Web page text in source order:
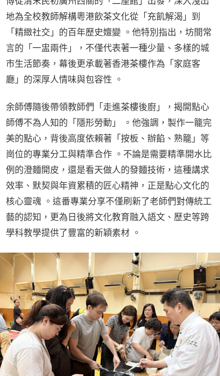
地為全校教師解構粵港飲茶文化從「充飢解渴」到
「精緻社交」的百年歷史嬗變 。他特別指出，坊間常
言的「一盅兩件」，不僅代表著一種少量、多樣的城
市生活節奏，幕後更承載著香港茶樓作為「家庭客
廳」的深厚人情味與包容性 。
余師傅隨後帶領教師們「走進茶樓後廚」，揭開點心
師傅不為人知的「隱形勞動」 。他強調，製作一籠完
美的點心，背後高度依賴著「按板、辦餡、熟籠」等
崗位的專業分工與精準合作 。不論是需要精準開水比
例的澄麵開皮，還是看天做人的發麵技術，這種講求
效率、默契與年資累積的匠心精神，正是點心文化的
核心靈魂 。這番專業分享不僅刷新了老師們對傳統工
藝的認知，更為日後將文化教育融入語文、歷史等跨
學科教學提供了豐富的新穎素材 。